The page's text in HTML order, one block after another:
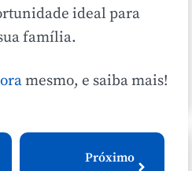
ideal para
família.
mesmo, e saiba mais!
Próximo